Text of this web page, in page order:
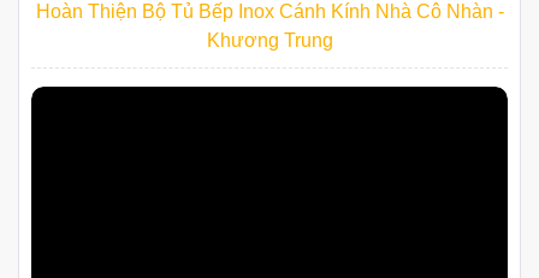
Hoàn Thiện Bộ Tủ Bếp Inox Cánh Kính Nhà Cô Nhàn -
Khương Trung